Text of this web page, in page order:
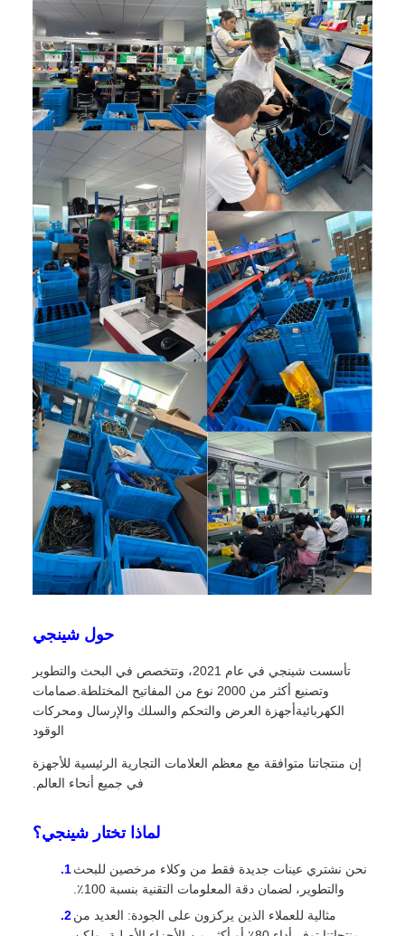
حول شينجي
تأسست شينجي في عام 2021، وتتخصص في البحث والتطوير
وتصنيع أكثر من 2000 نوع من المفاتيح المختلطة.صمامات
الكهربائيةأجهزة العرض والتحكم والسلك والإرسال ومحركات
الوقود
إن منتجاتنا متوافقة مع معظم العلامات التجارية الرئيسية للأجهزة
في جميع أنحاء العالم.
لماذا تختار شينجي؟
نحن نشتري عينات جديدة فقط من وكلاء مرخصين للبحث
والتطوير، لضمان دقة المعلومات التقنية بنسبة 100٪.
مثالية للعملاء الذين يركزون على الجودة: العديد من